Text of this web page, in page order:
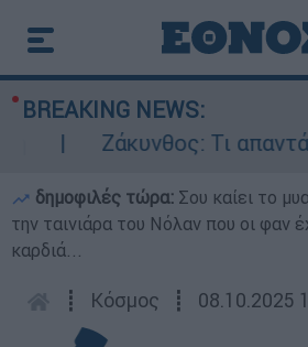
BREAKING NEWS:
Ζάκυνθος: Τι απαντά η
δημοφιλές τώρα: Σου καίει το
την ταινιάρα του Νόλαν που οι φαν
καρδιά...
┋ Κόσμος ┋ 08.10.2025